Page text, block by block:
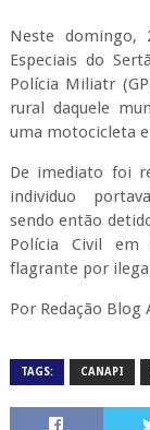
Neste domingo,
Especiais do
Polícia Miliatr
rural daquele
uma motocicleta
De imediato foi
individuo
sendo então
Polícia Civil em
flagrante por
Por Redação
TAGS: CANAPI